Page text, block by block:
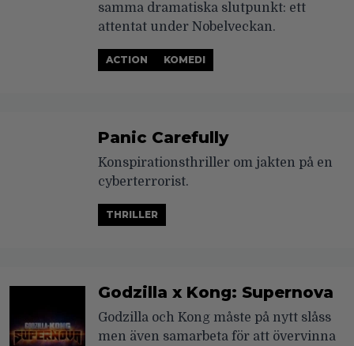
samma dramatiska slutpunkt: ett
attentat under Nobelveckan.
ACTION KOMEDI
Panic Carefully
Konspirationsthriller om jakten på en
cyberterrorist.
THRILLER
Godzilla x Kong: Supernova
Godzilla och Kong måste på nytt slåss
men även samarbeta för att övervinna